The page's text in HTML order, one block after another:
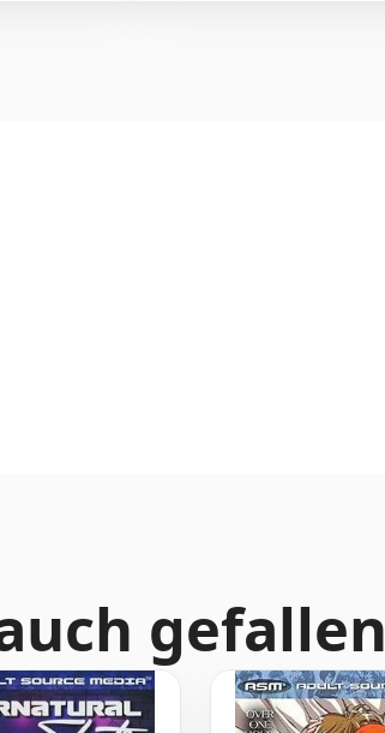
gefallen